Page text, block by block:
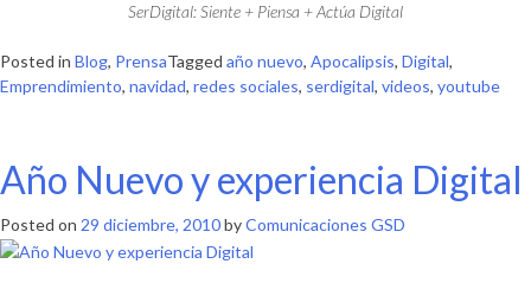
SerDigital: Siente + Piensa + Actúa Digital
Posted in Blog, PrensaTagged año nuevo, Apocalipsis, Digital,
Emprendimiento, navidad, redes sociales, serdigital, videos, youtube
Año Nuevo y experiencia Digital
Posted on 29 diciembre, 2010byComunicaciones GSD